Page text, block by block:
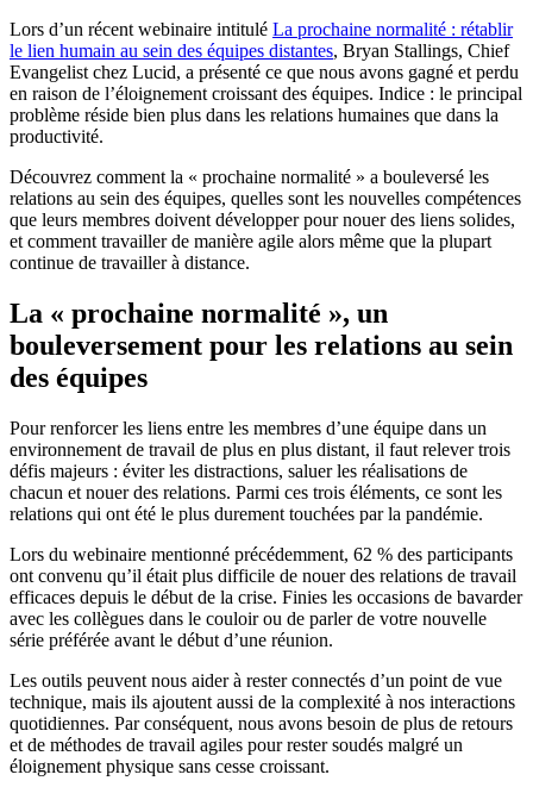
Lors d’un récent webinaire intitulé La prochaine normalité : rétablir
le lien humain au sein des équipes distantes, Bryan Stallings, Chief
Evangelist chez Lucid, a présenté ce que nous avons gagné et perdu
en raison de l’éloignement croissant des équipes. Indice : le principal
problème réside bien plus dans les relations humaines que dans la
productivité.
Découvrez comment la « prochaine normalité » a bouleversé les
relations au sein des équipes, quelles sont les nouvelles compétences
que leurs membres doivent développer pour nouer des liens solides,
et comment travailler de manière agile alors même que la plupart
continue de travailler à distance.
La « prochaine normalité », un
bouleversement pour les relations au sein
des équipes
Pour renforcer les liens entre les membres d’une équipe dans un
environnement de travail de plus en plus distant, il faut relever trois
défis majeurs : éviter les distractions, saluer les réalisations de
chacun et nouer des relations. Parmi ces trois éléments, ce sont les
relations qui ont été le plus durement touchées par la pandémie.
Lors du webinaire mentionné précédemment, 62 % des participants
ont convenu qu’il était plus difficile de nouer des relations de travail
efficaces depuis le début de la crise. Finies les occasions de bavarder
avec les collègues dans le couloir ou de parler de votre nouvelle
série préférée avant le début d’une réunion.
Les outils peuvent nous aider à rester connectés d’un point de vue
technique, mais ils ajoutent aussi de la complexité à nos interactions
quotidiennes. Par conséquent, nous avons besoin de plus de retours
et de méthodes de travail agiles pour rester soudés malgré un
éloignement physique sans cesse croissant.